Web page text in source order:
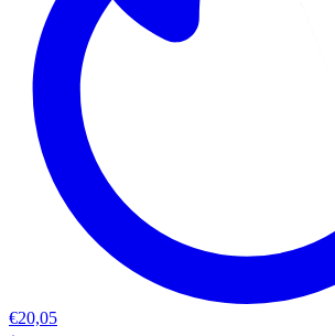
€20,05